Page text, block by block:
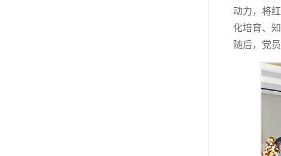
动力，将
化培育、
随后，党